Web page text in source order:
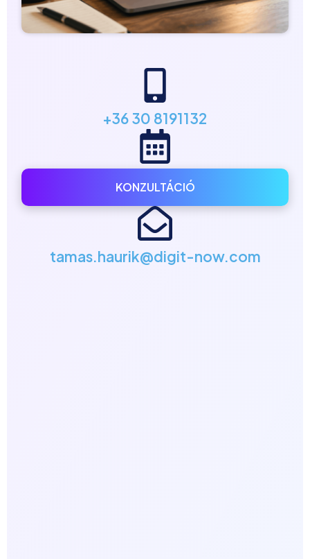
+36 30 8191132
KONZULTÁCIÓ
tamas.haurik@digit-now.com